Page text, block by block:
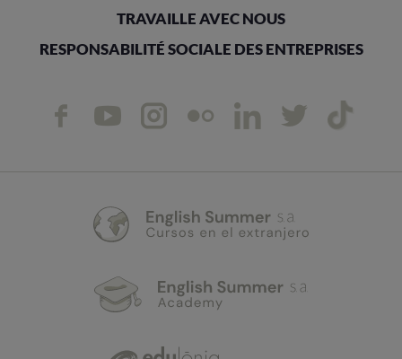
TRAVAILLE AVEC NOUS
RESPONSABILITÉ SOCIALE DES ENTREPRISES